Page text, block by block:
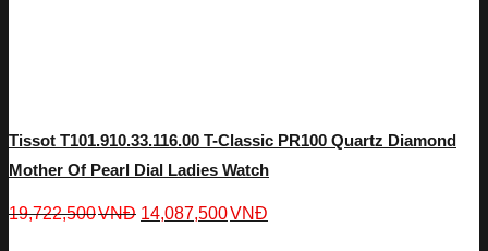
Tissot T101.910.33.116.00 T-Classic PR100 Quartz Diamond
Mother Of Pearl Dial Ladies Watch
19,722,500VNĐ 14,087,500VNĐ